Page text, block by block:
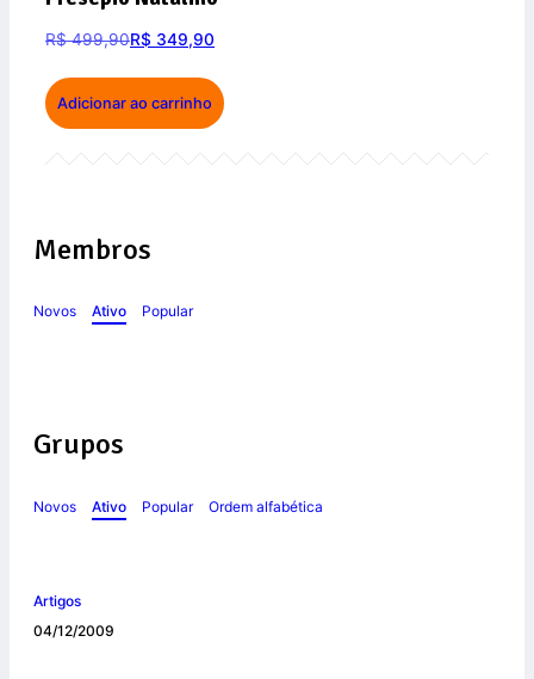
R$499,90R$ 349,90
Adicionar ao carrinho
Membros
Novos Ativo Popular
Grupos
Novos Ativo Popular Ordem alfabética
Artigos
04/12/2009